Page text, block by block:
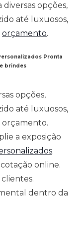
opções,
até luxuosos,
orçamento.
Pronta
brindes
opções,
até luxuosos,
orçamento.
a exposição
.
online.
dentro da